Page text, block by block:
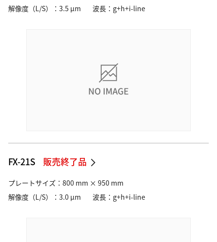
解像度（L/S）：3.5 µm
波長：g+h+i-line
FX-21S 販売終了品
プレートサイズ：800 mm × 950 mm
解像度（L/S）：3.0 µm
波長：g+h+i-line